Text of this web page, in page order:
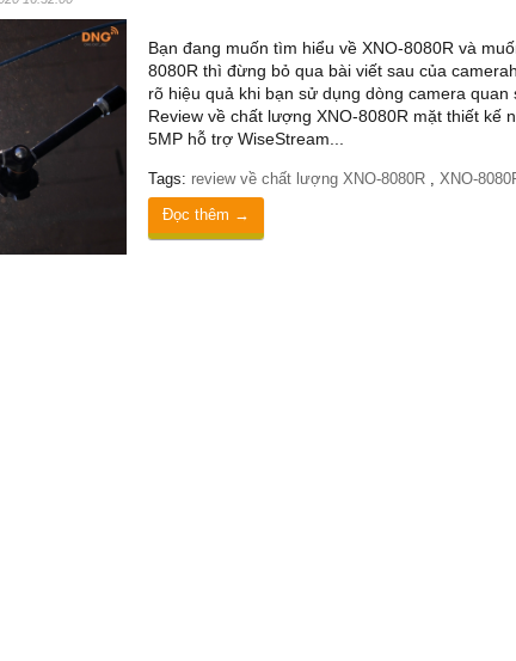
Bạn đang muốn tìm hiểu về XNO-8080R và
8080R thì đừng bỏ qua bài viết sau của
rõ hiệu quả khi bạn sử dụng dòng camera
Review về chất lượng XNO-8080R mặt thiết kế
5MP hỗ trợ WiseStream...
Tags: review về chất lượng XNO-8080R , XNO-
Đọc thêm →